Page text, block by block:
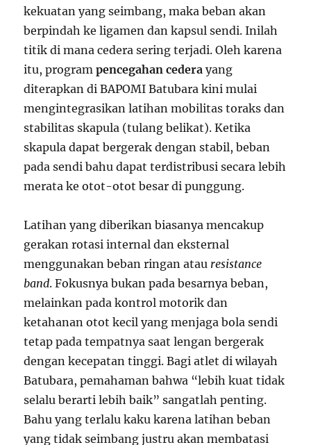
kekuatan yang seimbang, maka beban akan
berpindah ke ligamen dan kapsul sendi. Inilah
titik di mana cedera sering terjadi. Oleh karena
itu, programpencegahan cedera yang
diterapkan di BAPOMI Batubara kini mulai
mengintegrasikan latihan mobilitas toraks dan
stabilitas skapula (tulang belikat). Ketika
skapula dapat bergerak dengan stabil, beban
pada sendi bahu dapat terdistribusi secara lebih
merata ke otot-otot besar di punggung.
Latihan yang diberikan biasanya mencakup
gerakan rotasi internal dan eksternal
menggunakan beban ringan atau resistance
band. Fokusnya bukan pada besarnya beban,
melainkan pada kontrol motorik dan
ketahanan otot kecil yang menjaga bola sendi
tetap pada tempatnya saat lengan bergerak
dengan kecepatan tinggi. Bagi atlet di wilayah
Batubara, pemahaman bahwa “lebih kuat tidak
selalu berarti lebih baik” sangatlah penting.
Bahu yang terlalu kaku karena latihan beban
yang tidak seimbang justru akan membatasi